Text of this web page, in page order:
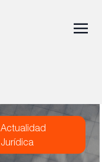
Actualidad
Jurídica